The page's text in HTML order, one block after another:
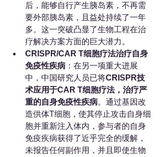
后，能够自行产生胰岛素，不再需
要外部胰岛素，且益处持续了一年
多。这一突破凸显了生物工程在治
疗解决方案方面的巨大潜力。
CRISPR/CAR T细胞疗法治疗自身
免疫性疾病 ：在另一项重大进展
中，中国研究人员已将CRISPR技
术应用于CAR T细胞疗法，治疗严
重的自身免疫性疾病。通过基因改
造供体T细胞，使其停止攻击自身细
胞并重新注入体内，参与者的自身
免疫疾病获得了近乎完全的缓解，
未报告任何副作用，并且即使生物